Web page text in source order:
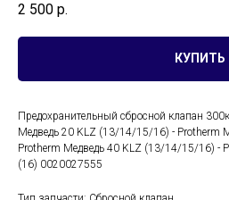
2 500 р.
КУПИТЬ
Предохранительный сбросной клапан
Медведь 20 KLZ (13/14/15/16) - Protherm
Protherm Медведь 40 KLZ (13/14/15/16) -
(16) 0020027555